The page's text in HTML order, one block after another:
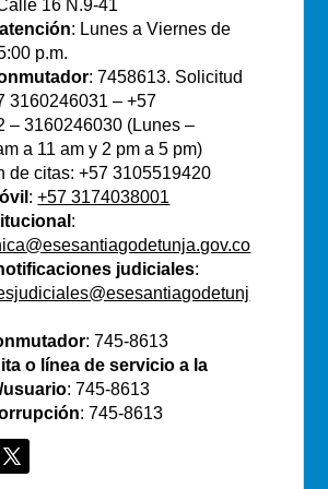
16 N.9-41
: Lunes a Viernes de
p.m.
: 7458613. Solicitud
3160246031 – +57
– 3160246030 (Lunes –
a 11 am y 2 pm a 5 pm)
de citas: +57 3105519420
:+57 3174038001
:
judiciales:
: 745-8613
o línea de servicio a la
usuario: 745-8613
: 745-8613